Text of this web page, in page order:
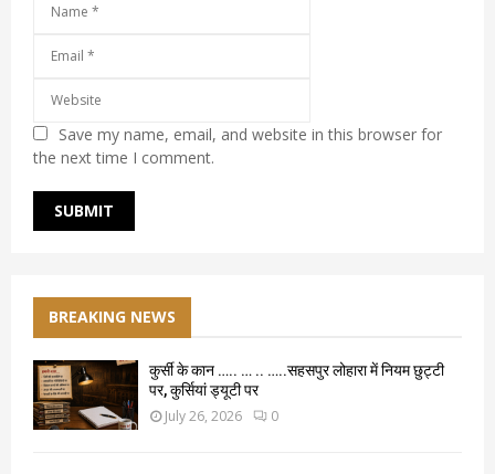
Save my name, email, and website in this browser for
the next time I comment.
BREAKING NEWS
कुर्सी के कान ….. … .. …..सहसपुर लोहारा में नियम छुट्टी
पर, कुर्सियां ड्यूटी पर
July 26, 2026 0